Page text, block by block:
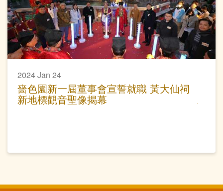
2024 Jan 24
嗇色園新一屆董事會宣誓就職 黃大仙祠
新地標觀音聖像揭幕